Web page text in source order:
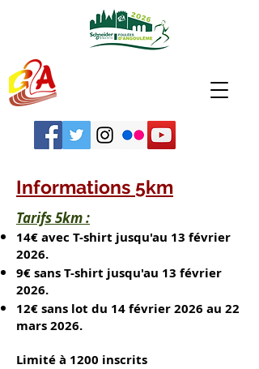
Informations 5km
Tarifs 5km :
14€ avec T-shirt jusqu'au 13 février
2026.
9€ sans T-shirt jusqu'au 13 février
2026.
12€ sans lot du 14 février 2026 au 22
mars 2026.
Limité à 1200 inscrits